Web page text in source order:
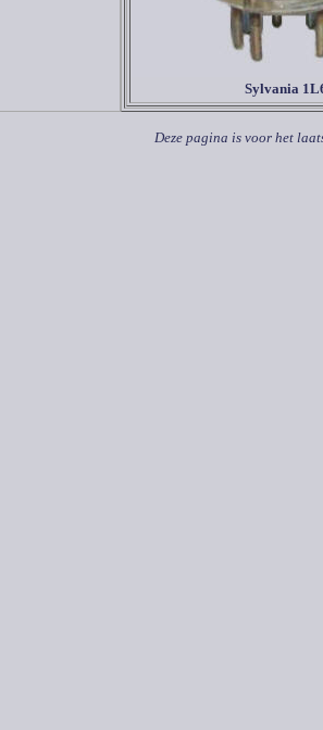
Sylvania
Deze pagina is voor het